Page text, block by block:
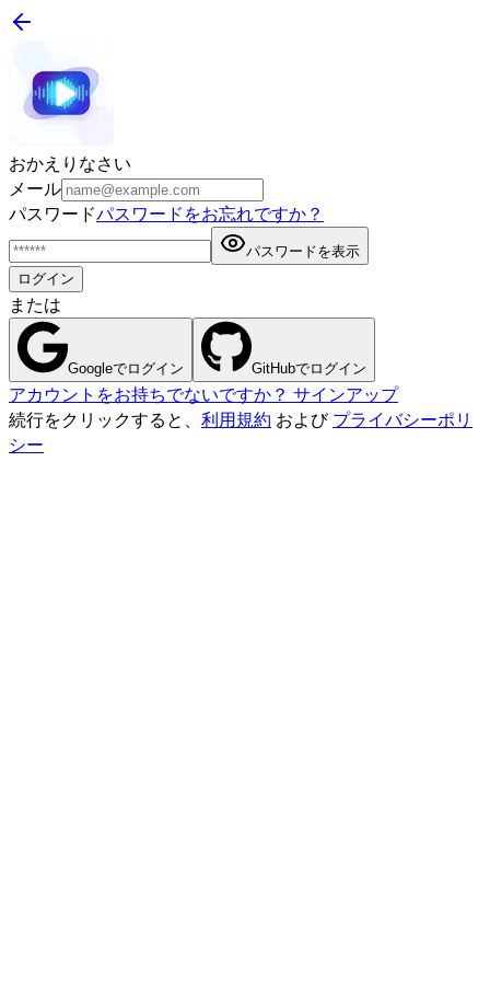
おかえりなさい
メール
パスワードパスワードをお忘れですか？
パスワードを表示
ログイン
または
Googleでログイン GitHubでログイン
アカウントをお持ちでないですか？ サインアップ
続行をクリックすると、 利用規約 およびプライバシーポリ
シー